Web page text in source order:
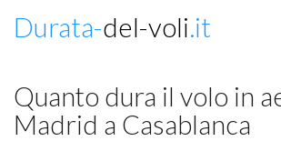
Durata-del-voli.it
Quanto dura il volo in
Madrid a Casablanca